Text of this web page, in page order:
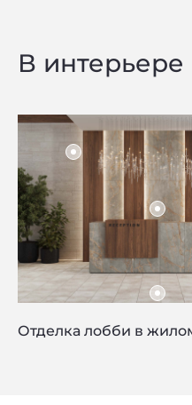
В интерьере
Отделка лобби в